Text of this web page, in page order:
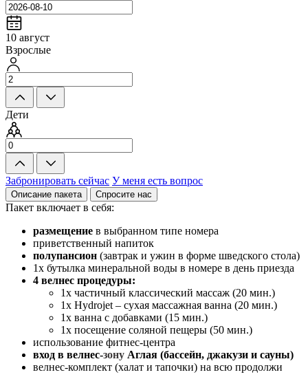
10 август
Взрослые
Дети
Забронировать сейчас У меня есть вопрос
Описание пакета Спросите нас
Пакет включает в себя:
размещение в выбранном типе номера
приветственный напиток
полупансион (завтрак и ужин в форме шведского стола)
1x бутылка минеральной воды в номере в день приезда
4 велнес процедуры:
1x частичный классический массаж (20 мин.)
1x Hydrojet – сухая массажная ванна (20 мин.)
1x ванна с добавками (15 мин.)
1x посещение соляной пещеры (50 мин.)
использование фитнес-центра
вход в велнес-зону Аглая (бассейн, джакузи и сауны)
велнес-комплект (халат и тапочки) на всю продолжи